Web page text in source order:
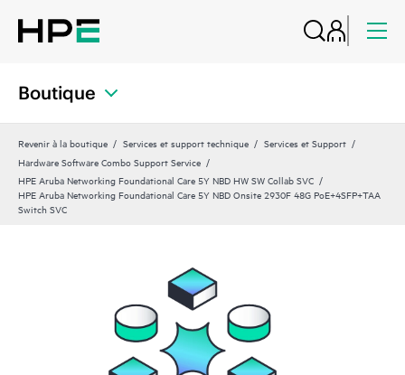
Boutique
Revenir à la boutique Services et support technique
Services et Support
Hardware Software Combo Support Service
HPE Aruba Networking Foundational Care 5Y NBD HW SW Collab SVC
HPE Aruba Networking Foundational Care 5Y NBD Onsite 2930F 48G PoE+4SFP+TAA
Switch SVC